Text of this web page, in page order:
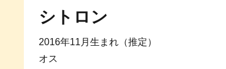
シトロン
2016年11月生まれ（推定）
オス